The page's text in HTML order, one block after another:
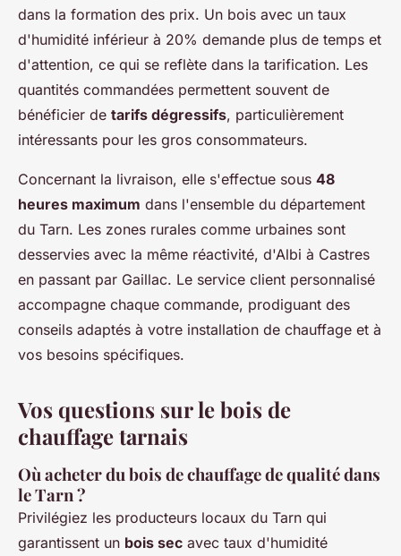
dans la formation des prix. Un bois avec un taux
d'humidité inférieur à 20% demande plus de temps et
d'attention, ce qui se reflète dans la tarification. Les
quantités commandées permettent souvent de
bénéficier de tarifs dégressifs, particulièrement
intéressants pour les gros consommateurs.
Concernant la livraison, elle s'effectue sous 48
heures maximum dans l'ensemble du département
du Tarn. Les zones rurales comme urbaines sont
desservies avec la même réactivité, d'Albi à Castres
en passant par Gaillac. Le service client personnalisé
accompagne chaque commande, prodiguant des
conseils adaptés à votre installation de chauffage et à
vos besoins spécifiques.
Vos questions sur le bois de
chauffage tarnais
Où acheter du bois de chauffage de qualité dans
le Tarn ?
Privilégiez les producteurs locaux du Tarn qui
garantissent un bois sec avec taux d'humidité